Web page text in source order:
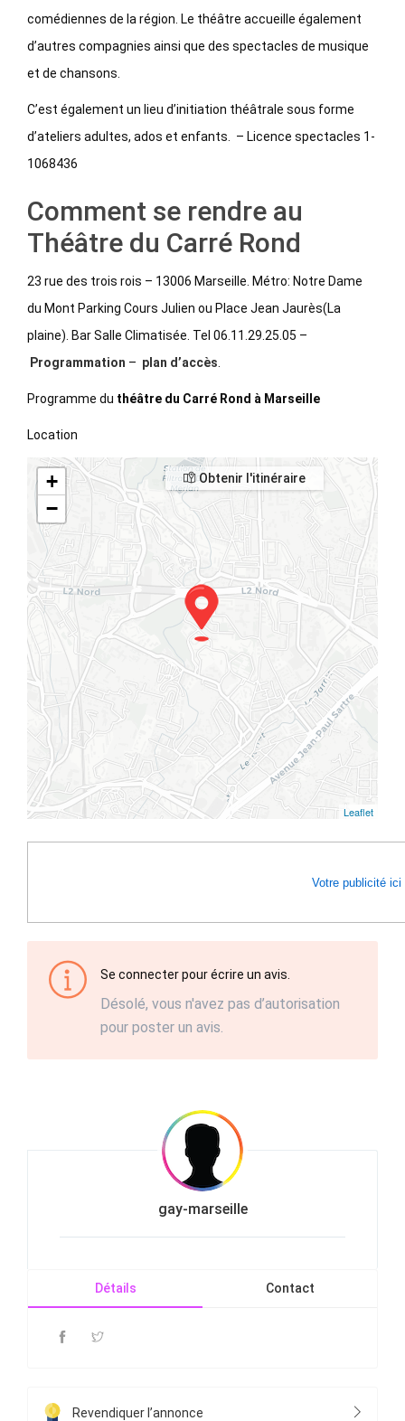
comédiennes de la région. Le théâtre accueille également
d’autres compagnies ainsi que des spectacles de musique
et de chansons.
C’est également un lieu d’initiation théâtrale sous forme
d’ateliers adultes, ados et enfants. – Licence spectacles 1-
1068436
Comment se rendre au
Théâtre du Carré Rond
23 rue des trois rois – 13006 Marseille. Métro: Notre Dame
du Mont Parking Cours Julien ou Place Jean Jaurès(La
plaine). Bar Salle Climatisée. Tel 06.11.29.25.05 –
Programmation – plan d’accès
Programme du théâtre du Carré Rond à Marseille
Location
+
−
Leaflet
Obtenir l'itinéraire
Votre publicité ici
Se connecter pour écrire un avis.
Désolé, vous n'avez pas d’autorisation
pour poster un avis.
gay-marseille
Détails Contact
Revendiquer l’annonce